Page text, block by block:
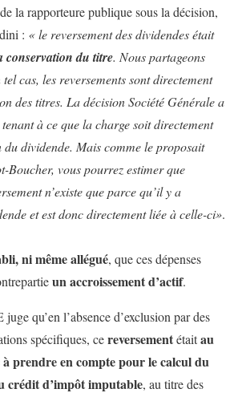
la rapporteure publique sous la décision,
: « le reversement des dividendes était
conservation du titre. Nous partageons
cas, les reversements sont directement
des titres. La décision Société Générale a
à ce que la charge soit directement
dividende. Mais comme le proposait
Boucher, vous pourrez estimer que
n’existe que parce qu’il y a
et est donc directement liée à celle-ci».
ni même allégué, que ces dépenses
un accroissement d’actif.
qu’en l’absence d’exclusion par des
spécifiques, cereversementétaitau
prendre en compte pour le calcul du
crédit d’impôt imputable, au titre des